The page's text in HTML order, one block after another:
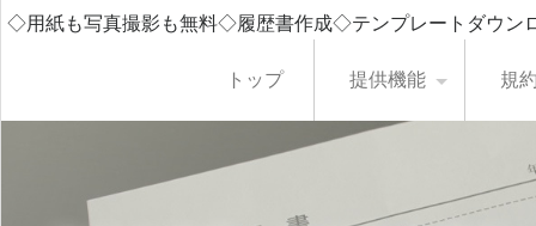
◇用紙も写真撮影も無料◇履歴書作成◇テンプレートダウ
トップ 提供機能 規